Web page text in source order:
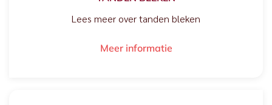
Lees meer over tanden bleken
Meer informatie